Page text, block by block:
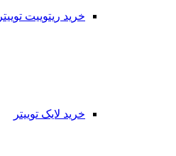
خرید ریتوییت توییتر
خرید لایک توییتر